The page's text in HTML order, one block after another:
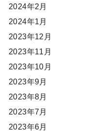
2024年2月
2024年1月
2023年12月
2023年11月
2023年10月
2023年9月
2023年8月
2023年7月
2023年6月